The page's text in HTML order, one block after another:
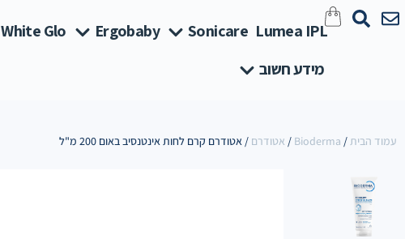
Lumea IPL
Sonicare
Ergobaby
White Glo
מידע חשוב
עמוד הבית/
Bioderma
/ אטודרם / אטודרם קרם לחות אינטנסיב באום 200 מ"ל